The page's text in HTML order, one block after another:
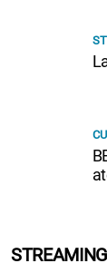
STREAMING